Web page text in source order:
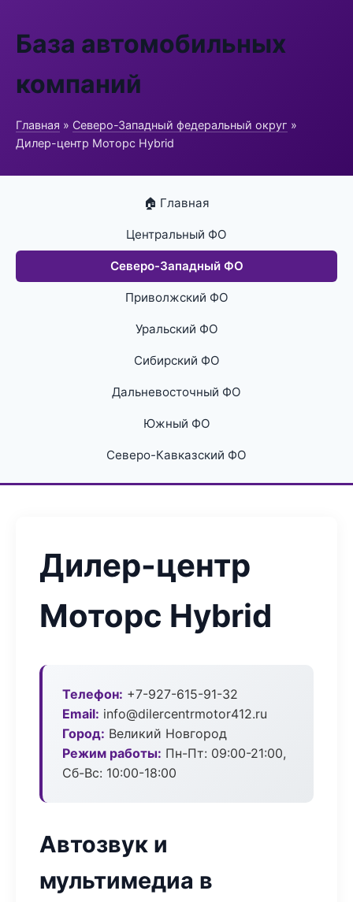
База автомобильных
компаний
Главная » Северо-Западный федеральный округ »
Дилер-центр Моторс Hybrid
🏠 Главная
Центральный ФО
Северо-Западный ФО
Приволжский ФО
Уральский ФО
Сибирский ФО
Дальневосточный ФО
Южный ФО
Северо-Кавказский ФО
Дилер-центр
Моторс Hybrid
Телефон: +7-927-615-91-32
Email: info@dilercentrmotor412.ru
Город: Великий Новгород
Режим работы: Пн-Пт: 09:00-21:00,
Сб-Вс: 10:00-18:00
Автозвук и
мультимедиа в